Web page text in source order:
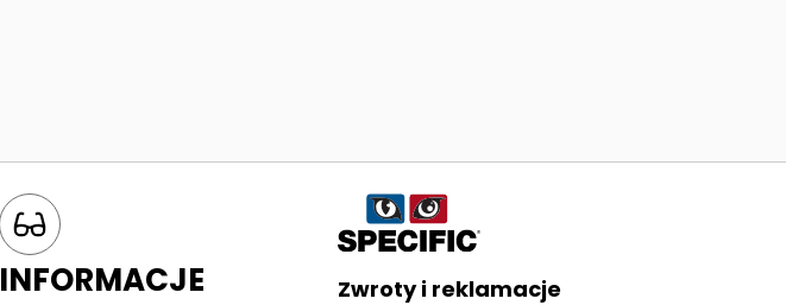
INFORMACJE
Informacje o sklepie
Zwroty i reklamacje